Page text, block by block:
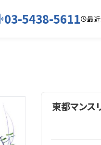
03-5438-5611 最
東都マン